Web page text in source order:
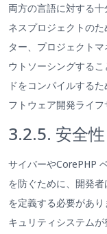
両方の言語に対する
ネスプロジェクトの
ター、プロジェクト
ウトソーシングする
ドをコンパイルする
フトウェア開発ライフ
3.2.5. 安全性
サイバーやCorePHP
を防ぐために、開発
を定義する必要があ
キュリティシステム